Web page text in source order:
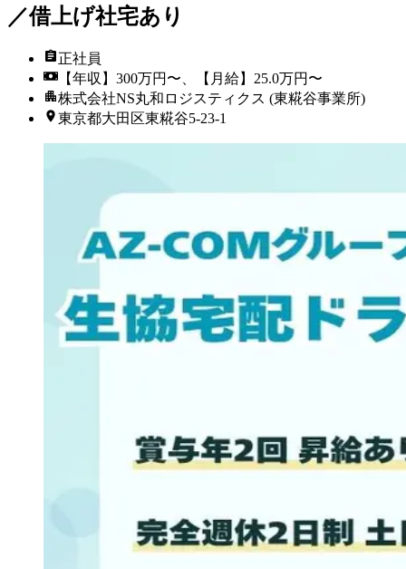
／借上げ社宅あり
正社員
【年収】300万円〜、【月給】25.0万円〜
株式会社NS丸和ロジスティクス (東糀谷事業所)
東京都大田区東糀谷5-23-1